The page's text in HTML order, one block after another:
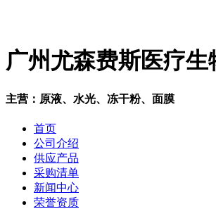
广州尤森费斯医疗
主营：原液、水光、冻干粉、面膜
首页
公司介绍
供应产品
采购清单
新闻中心
荣誉资质